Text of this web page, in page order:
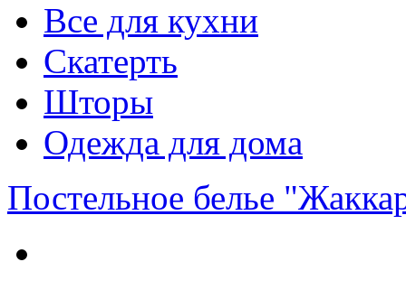
Все для кухни
Скатерть
Шторы
Одежда для дома
Постельное белье